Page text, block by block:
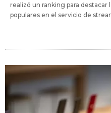
realizó un ranking para destacar
populares en el servicio de